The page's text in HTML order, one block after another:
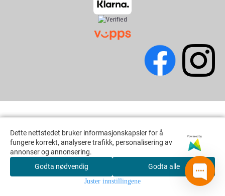
Dette nettstedet bruker informasjonskapsler for å
fungere korrekt, analysere trafikk, personalisering av
annonser og annonsering.
Powered by
Godta nødvendig Godta alle
Juster innstillingene
Dette nettstedet bruker informasjonskapsler for å
fungere korrekt, analysere trafikk, personalisering av
annonser og annonsering.
Powered by
Godta nødvendig Godta alle
Juster innstillingene